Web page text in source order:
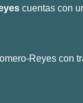
cuentas con
Reyes